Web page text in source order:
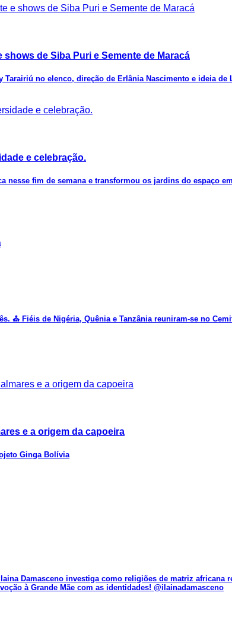
de Siba Puri e Semente de Maracá
no elenco, direção de Erlânia Nascimento e ideia
e celebração.
nesse fim de semana e transformou os jardins do espaço
⛪ Fiéis de Nigéria, Quênia e Tanzânia reuniram-se no
e a origem da capoeira
Ginga Bolívia
Damasceno investiga como religiões de matriz
à Grande Mãe com as identidades! @ilainadamasceno